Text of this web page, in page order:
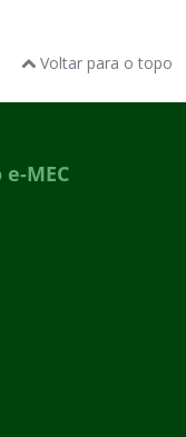
Voltar para o topo
MEC